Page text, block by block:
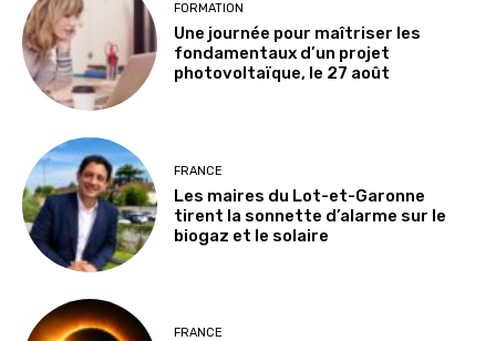
FORMATION
Une journée pour maîtriser les
fondamentaux d’un projet
photovoltaïque, le 27 août
FRANCE
Les maires du Lot-et-Garonne
tirent la sonnette d’alarme sur le
biogaz et le solaire
FRANCE